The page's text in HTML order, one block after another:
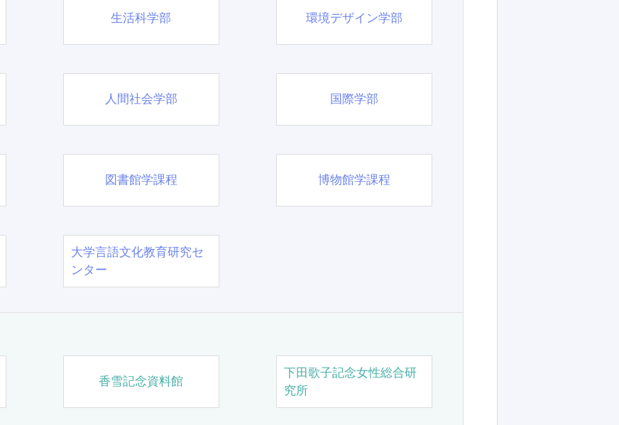
生活科学部 環境デザイン学部
人間社会学部 国際学部
図書館学課程 博物館学課程
大学言語文化教育研究セ
ンター
香雪記念資料館
下田歌子記念女性総合研
究所